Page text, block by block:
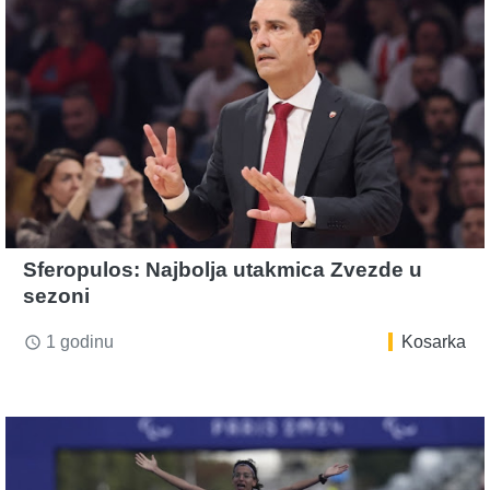
Sferopulos: Najbolja utakmica Zvezde u
sezoni
access_time 1 godinu Kosarka